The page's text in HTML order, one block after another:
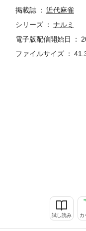
試し読み カ
掲載誌
近代麻雀
シリーズ
ナルミ
電子版配信開始日
ファイルサイズ